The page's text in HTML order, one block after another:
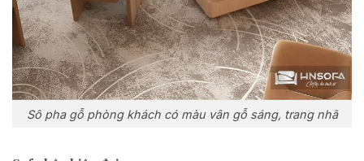
Sô pha gỗ phòng khách có màu vân gỗ sáng, trang nhã